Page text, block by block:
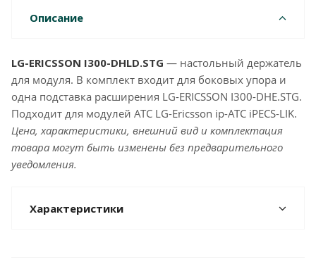
Описание
LG-ERICSSON I300-DHLD.STG — настольный держатель
для модуля. В комплект входит для боковых упора и
одна подставка расширения LG-ERICSSON I300-DHE.STG.
Подходит для модулей АТС LG-Ericsson ip-АТС iPECS-LIK.
Цена, характеристики, внешний вид и комплектация
товара могут быть изменены без предварительного
уведомления.
Характеристики